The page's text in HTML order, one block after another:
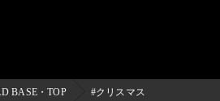
BASE・TOP #クリスマス